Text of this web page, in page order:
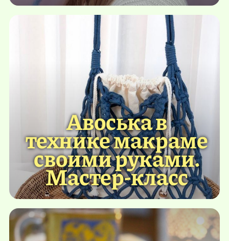
Авоська в
технике макраме
своими руками.
Мастер-класс